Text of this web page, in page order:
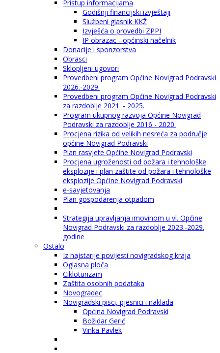
Pristup informacijama
Godišnji financijski izvještaji
Službeni glasnik KKŽ
Izvješća o provedbi ZPPI
IP obrazac - općinski načelnik
Donacije i sponzorstva
Obrasci
Sklopljeni ugovori
Provedbeni program Općine Novigrad Podravski
2026.-2029.
Provedbeni program Općine Novigrad Podravski
za razdoblje 2021. - 2025.
Program ukupnog razvoja Općine Novigrad
Podravski za razdoblje 2016 - 2020.
Procjena rizika od velikih nesreća za područje
općine Novigrad Podravski
Plan rasvjete Općine Novigrad Podravski
Procjena ugroženosti od požara i tehnološke
eksplozije i plan zaštite od požara i tehnološke
eksplozije Općine Novigrad Podravski
e-savjetovanja
Plan gospodarenja otpadom
Strategija upravljanja imovinom u vl. Općine
Novigrad Podravski za razdoblje 2023.-2029.
godine
Ostalo
Iz najstarije povijesti novigradskog kraja
Oglasna ploča
Cikloturizam
Zaštita osobnih podataka
Novogradec
Novigradski pisci, pjesnici i naklada
Općina Novigrad Podravski
Božidar Gerić
Vinka Pavlek